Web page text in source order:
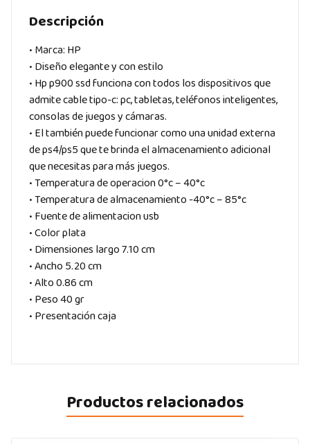
Descripción
• Marca: HP
• Diseño elegante y con estilo
• Hp p900 ssd funciona con todos los dispositivos que
admite cable tipo-c: pc, tabletas, teléfonos inteligentes,
consolas de juegos y cámaras.
• El también puede funcionar como una unidad externa
de ps4/ps5 que te brinda el almacenamiento adicional
que necesitas para más juegos.
• Temperatura de operacion 0°c – 40°c
• Temperatura de almacenamiento -40°c – 85°c
• Fuente de alimentacion usb
• Color plata
• Dimensiones largo 7.10 cm
• Ancho 5.20 cm
• Alto 0.86 cm
• Peso 40 gr
• Presentación caja
Productos relacionados